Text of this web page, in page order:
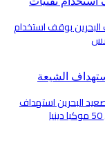
بوقف استخدام
البحرين استهداف